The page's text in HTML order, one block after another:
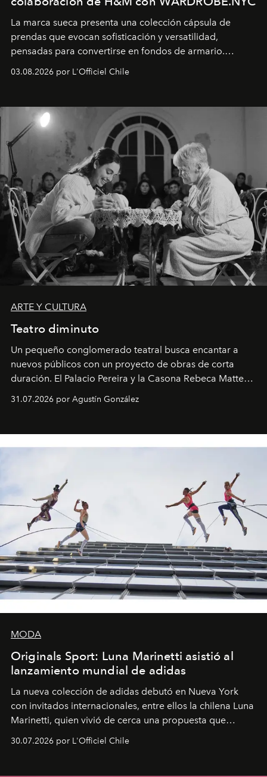
La marca sueca presenta una colección cápsula de
prendas que evocan sofisticación y versatilidad,
pensadas para convertirse en fondos de armario.
03.08.2026 por L'Officiel Chile
ARTE Y CULTURA
Teatro diminuto
Un pequeño conglomerado teatral busca encantar a
nuevos públicos con un proyecto de obras de corta
duración. El Palacio Pereira y la Casona Rebeca Matte
miniobras. Sus puestas en escena son limpias; ponen el
31.07.2026 por Agustín González
MODA
Originals Sport: Luna Marinetti asistió al
lanzamiento mundial de adidas
La nueva colección de adidas debutó en Nueva York
con invitados internacionales, entre ellos la chilena Luna
Marinetti, quien vivió de cerca una propuesta que
30.07.2026 por L'Officiel Chile